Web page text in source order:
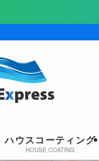
現在キャンペ
ハウスコーティング
HOUSE COATING